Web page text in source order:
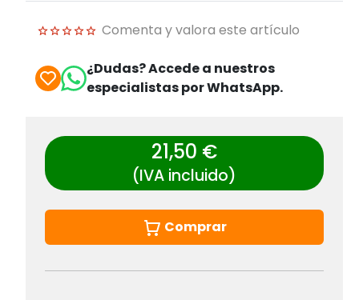
Comenta y valora este artículo
¿Dudas? Accede a nuestros
especialistas por WhatsApp.
21,50 €
(IVA incluido)
Comprar